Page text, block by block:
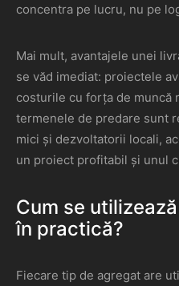
concentra pe lucru, nu pe
Mai mult, avantajele unei
se văd imediat: proiectele
costurile cu forța de muncă
termenele de predare sunt
mici și dezvoltatorii locali,
un proiect profitabil și unul
Cum se
în practică?
Fiecare tip de agregat are